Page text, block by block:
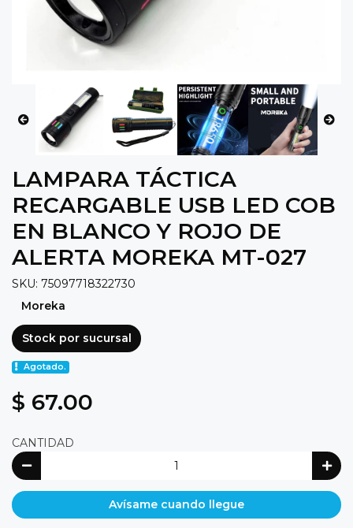
LAMPARA TÁCTICA
RECARGABLE USB LED COB
EN BLANCO Y ROJO DE
ALERTA MOREKA MT-027
SKU: 75097718322730
Moreka
Stock por sucursal
Agotado.
$ 67.00
CANTIDAD
Avísame cuando llegue